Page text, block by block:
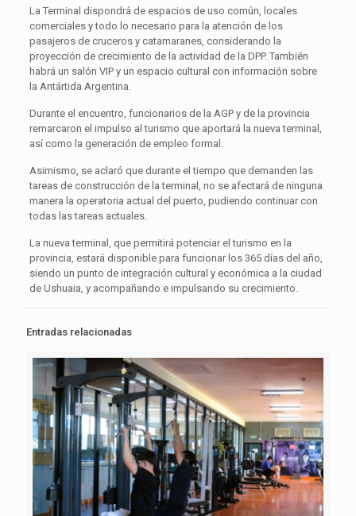
La Terminal dispondrá de espacios de uso común, locales
comerciales y todo lo necesario para la atención de los
pasajeros de cruceros y catamaranes, considerando la
proyección de crecimiento de la actividad de la DPP. También
habrá un salón VIP y un espacio cultural con información sobre
la Antártida Argentina.
Durante el encuentro, funcionarios de la AGP y de la provincia
remarcaron el impulso al turismo que aportará la nueva terminal,
así como la generación de empleo formal.
Asimismo, se aclaró que durante el tiempo que demanden las
tareas de construcción de la terminal, no se afectará de ninguna
manera la operatoria actual del puerto, pudiendo continuar con
todas las tareas actuales.
La nueva terminal, que permitirá potenciar el turismo en la
provincia, estará disponible para funcionar los 365 días del año,
siendo un punto de integración cultural y económica a la ciudad
de Ushuaia, y acompañando e impulsando su crecimiento.
Entradas relacionadas